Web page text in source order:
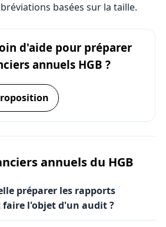
basées sur la taille.
d'aide pour préparer
annuels HGB ?
annuels du HGB
préparer les rapports
faire l'objet d'un audit ?